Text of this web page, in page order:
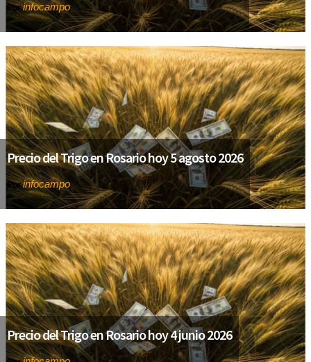
Porinfocampo
Precio del Trigo en Rosario hoy 5 agosto 2026
Porinfocampo
Precio del Trigo en Rosario hoy 4 junio 2026